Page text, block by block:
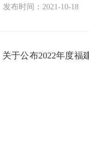
发布时间：2021-10-18
于公布2022年度